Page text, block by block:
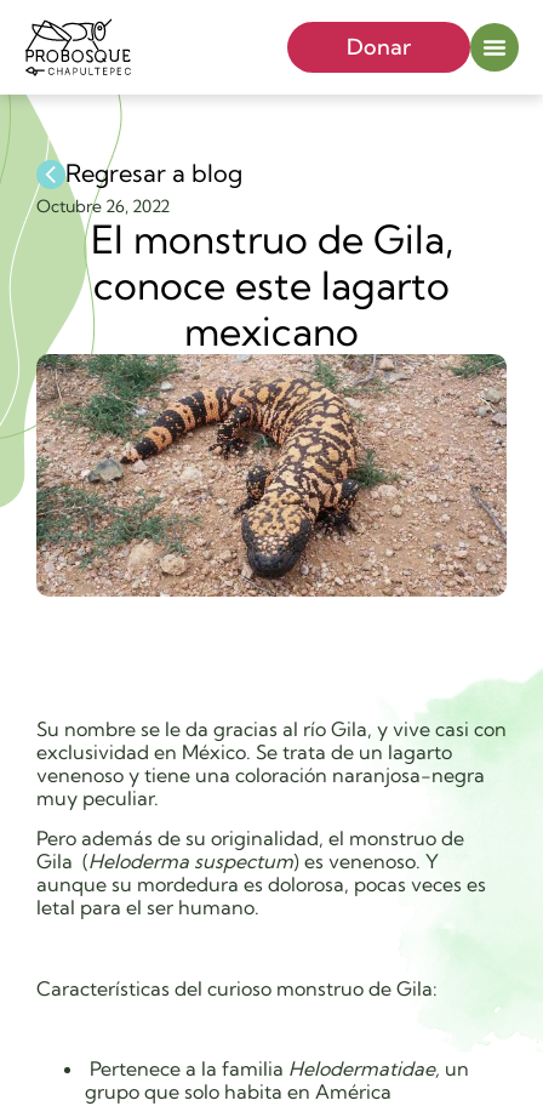
Donar
Regresar a blog
Octubre 26, 2022
El monstruo de Gila,
conoce este lagarto
mexicano
Su nombre se le da gracias al río Gila, y vive casi con
exclusividad en México. Se trata de un lagarto
venenoso y tiene una coloración naranjosa-negra
muy peculiar.
Pero además de su originalidad, el monstruo de
Gila (Heloderma suspectum) es venenoso. Y
aunque su mordedura es dolorosa, pocas veces es
letal para el ser humano.
Características del curioso monstruo de Gila:
Pertenece a la familia Helodermatidae, un
grupo que solo habita en América